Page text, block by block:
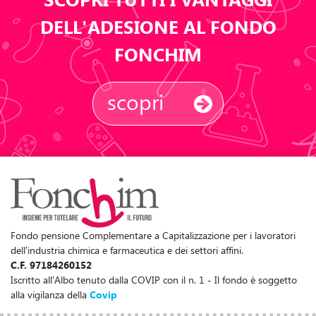
DELL'ADESIONE AL FONDO
FONCHIM
scopri
Fondo pensione Complementare a Capitalizzazione per i lavoratori
dell'industria chimica e farmaceutica e dei settori affini.
C.F. 97184260152
Iscritto all'Albo tenuto dalla COVIP con il n. 1 - Il fondo è soggetto
alla vigilanza della Covip